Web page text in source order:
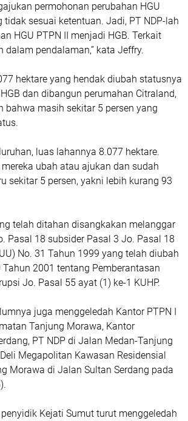
permohonan perubahan HGU
tidak sesuai ketentuan. Jadi, PT NDP-lah
HGU PTPN II menjadi HGB. Terkait
pendalaman,” kata Jeffry.
hektare yang hendak diubah statusnya
dan dibangun perumahan Citraland,
bahwa masih sekitar 5 persen yang
luas lahannya 8.077 hektare.
ubah atau ajukan dan sudah
sekitar 5 persen, yakni lebih kurang 93
telah ditahan disangkakan melanggar
Pasal 18 subsider Pasal 3 Jo. Pasal 18
No. 31 Tahun 1999 yang telah diubah
Tahun 2001 tentang Pemberantasan
Jo. Pasal 55 ayat (1) ke-1 KUHP.
juga menggeledah Kantor PTPN I
Tanjung Morawa, Kantor
PT NDP di Jalan Medan-Tanjung
Megapolitan Kawasan Residensial
Morawa di Jalan Sultan Serdang pada
Kejati Sumut turut menggeledah